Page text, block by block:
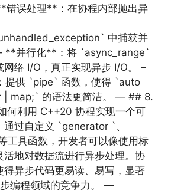
错误处理**：在协程内部抛出异
中捕获并
**并行化**：将 `async_range`
网络 I/O，真正实现异步 I/O。 –
提供 `pipe` 函数，使得 `auto
map;` 的语法更简洁。 — ## 8.
何利用 C++20 协程实现一个可
通过自定义 `generator `、
具函数，开发者可以像使用标
活地对数据流进行异步处理。协
得异步代码更易读、易写，显著
编程领域的竞争力。 —